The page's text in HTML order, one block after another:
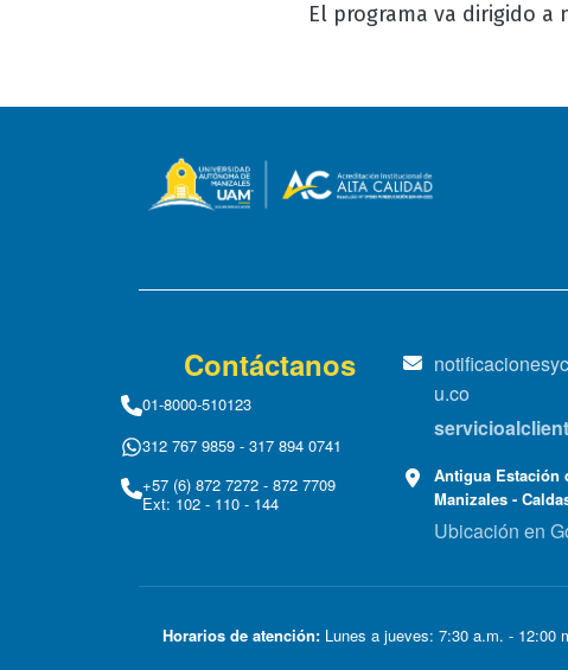
El programa va dirigido a
Contáctanos
01-8000-510123
312 767 9859 - 317 894 0741
+57 (6) 872 7272 - 872 7709
Ext: 102 - 110 - 144
u.co
Antigua Estación
Manizales -
Ubicación en
Horarios de atención: Lunes a jueves: 7:30 a.m. - 12:00